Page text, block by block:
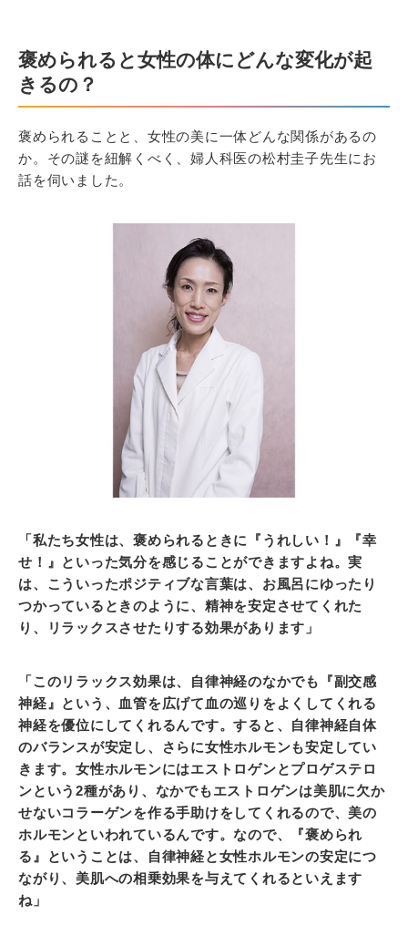
褒められると女性の体にどんな変化が起
きるの？
褒められることと、女性の美に一体どんな関係があるの
か。その謎を紐解くべく、婦人科医の松村圭子先生にお
話を伺いました。
「私たち女性は、褒められるときに『うれしい！』『幸
せ！』といった気分を感じることができますよね。実
は、こういったポジティブな言葉は、お風呂にゆったり
つかっているときのように、精神を安定させてくれた
り、リラックスさせたりする効果があります」
「このリラックス効果は、自律神経のなかでも『副交感
神経』という、血管を広げて血の巡りをよくしてくれる
神経を優位にしてくれるんです。すると、自律神経自体
のバランスが安定し、さらに女性ホルモンも安定してい
きます。女性ホルモンにはエストロゲンとプロゲステロ
ンという2種があり、なかでもエストロゲンは美肌に欠か
せないコラーゲンを作る手助けをしてくれるので、美の
ホルモンといわれているんです。なので、『褒められ
る』ということは、自律神経と女性ホルモンの安定につ
ながり、美肌への相乗効果を与えてくれるといえます
ね」